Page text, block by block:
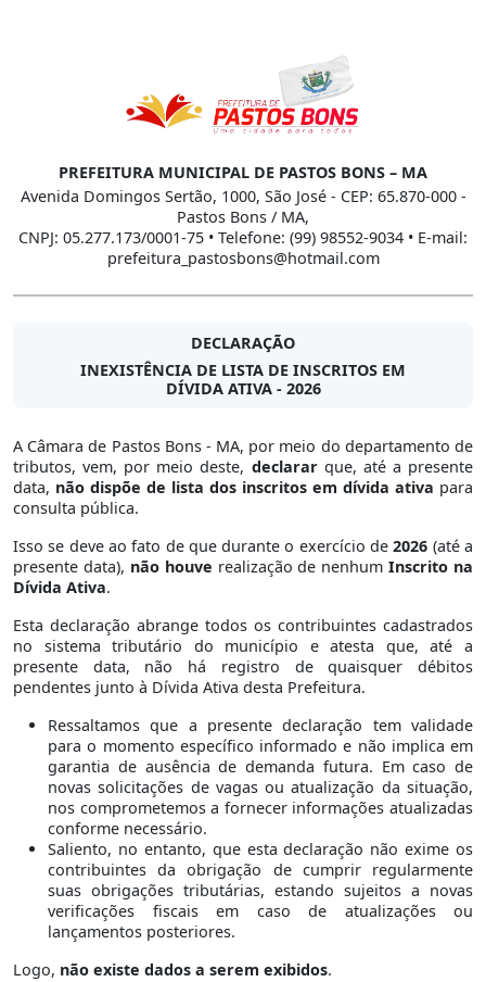
PREFEITURA MUNICIPAL DE PASTOS BONS – MA
Avenida Domingos Sertão, 1000, São José - CEP: 65.870-000 -
Pastos Bons / MA,
CNPJ: 05.277.173/0001-75 • Telefone: (99) 98552-9034 • E-mail:
prefeitura_pastosbons@hotmail.com
DECLARAÇÃO
INEXISTÊNCIA DE LISTA DE INSCRITOS EM
DÍVIDA ATIVA - 2026
A Câmara de Pastos Bons - MA, por meio do departamento de
tributos, vem, por meio deste, declararque, até a presente
data, não dispõe de lista dos inscritos em dívida ativa para
consulta pública.
Isso se deve ao fato de que durante o exercício de2026 (até a
presente data), não houve realização de nenhumInscrito na
Dívida Ativa.
Esta declaração abrange todos os contribuintes cadastrados
no sistema tributário do município e atesta que, até a
presente data, não há registro de quaisquer débitos
pendentes junto à Dívida Ativa desta Prefeitura.
Ressaltamos que a presente declaração tem validade
para o momento específico informado e não implica em
garantia de ausência de demanda futura. Em caso de
novas solicitações de vagas ou atualização da situação,
nos comprometemos a fornecer informações atualizadas
conforme necessário.
Saliento, no entanto, que esta declaração não exime os
contribuintes da obrigação de cumprir regularmente
suas obrigações tributárias, estando sujeitos a novas
verificações fiscais em caso de atualizações ou
lançamentos posteriores.
Logo, não existe dados a serem exibidos.